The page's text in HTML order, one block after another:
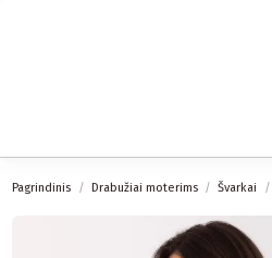
Pagrindinis Drabužiai moterims Švarkai